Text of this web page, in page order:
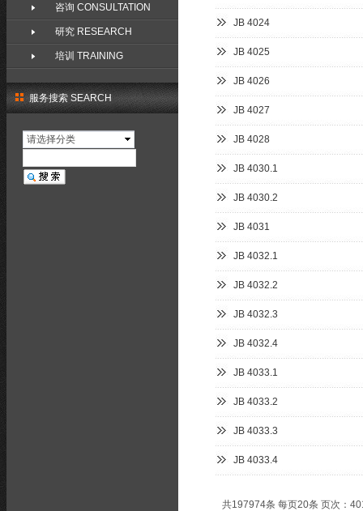
服务搜索 SEARCH
请选择分类
咨询 CONSULTATION
研究 RESEARCH
培训 TRAINING
JB 4024
JB 4025
JB 4026
JB 4027
JB 4028
JB 4030.1
JB 4030.2
JB 4031
JB 4032.1
JB 4032.2
JB 4032.3
JB 4032.4
JB 4033.1
JB 4033.2
JB 4033.3
JB 4033.4
共197974条 每页20条 页次：